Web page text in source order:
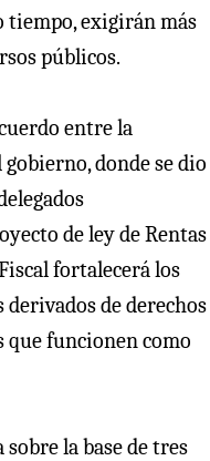
tiempo, exigirán más
públicos.
entre la
donde se dio
de ley de Rentas
fortalecerá los
derivados de derechos
que funcionen como
la base de tres